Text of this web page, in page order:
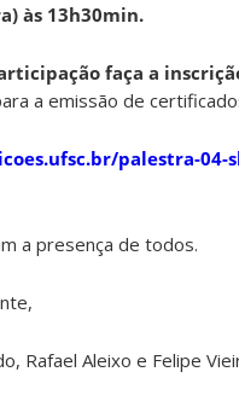
às 13h30min.
faça a
a emissão de
palestra-04-
a presença de todos.
Rafael Aleixo e Felipe